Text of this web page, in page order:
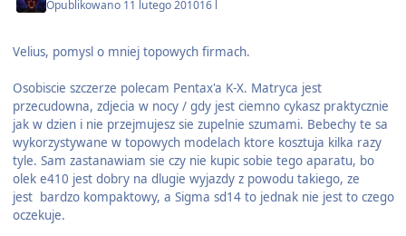
Opublikowano 11 lutego 201016 l
Velius, pomysl o mniej topowych firmach.
Osobiscie szczerze polecam Pentax'a K-X. Matryca jest
przecudowna, zdjecia w nocy / gdy jest ciemno cykasz praktycznie
jak w dzien i nie przejmujesz sie zupelnie szumami. Bebechy te sa
wykorzystywane w topowych modelach ktore kosztuja kilka razy
tyle. Sam zastanawiam sie czy nie kupic sobie tego aparatu, bo
olek e410 jest dobry na dlugie wyjazdy z powodu takiego, ze
jest bardzo kompaktowy, a Sigma sd14 to jednak nie jest to czego
oczekuje.